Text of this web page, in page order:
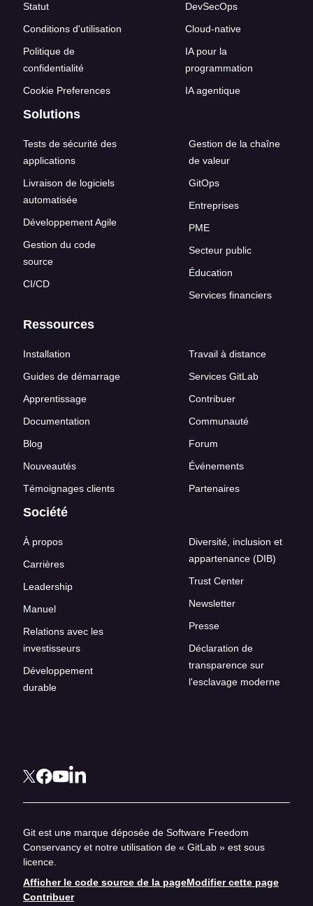
Statut
Conditions d'utilisation
Politique de
confidentialité
Cookie Preferences
DevSecOps
Cloud-native
IA pour la
programmation
IA agentique
Solutions
Tests de sécurité des
applications
Livraison de logiciels
automatisée
Développement Agile
Gestion du code
source
CI/CD
Gestion de la chaîne
de valeur
GitOps
Entreprises
PME
Secteur public
Éducation
Services financiers
Ressources
Installation
Guides de démarrage
Apprentissage
Documentation
Blog
Nouveautés
Témoignages clients
Travail à distance
Services GitLab
Contribuer
Communauté
Forum
Événements
Partenaires
Société
À propos
Carrières
Leadership
Manuel
Relations avec les
investisseurs
Développement
durable
Diversité, inclusion et
appartenance (DIB)
Trust Center
Newsletter
Presse
Déclaration de
transparence sur
l'esclavage moderne
Git est une marque déposée de Software Freedom
Conservancy et notre utilisation de « GitLab » est sous
licence.
Afficher le code source de la pageModifier cette page
Contribuer